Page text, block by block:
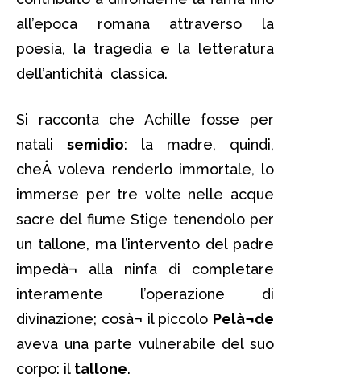
all’epoca romana attraverso la
poesia, la tragedia e la letteratura
dell’antichità classica.
Si racconta che Achille fosse per
natali semidio: la madre, quindi,
cheÂ voleva renderlo immortale, lo
immerse per tre volte nelle acque
sacre del fiume Stige tenendolo per
un tallone, ma l’intervento del padre
impedà¬ alla ninfa di completare
interamente l’operazione di
divinazione; cosà¬ il piccolo Pelà¬de
aveva una parte vulnerabile del suo
corpo: il tallone.